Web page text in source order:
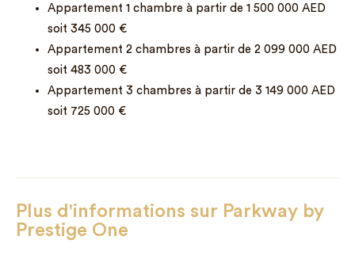
Appartement 1 chambre à partir de 1 500 000 AED
soit 345 000 €
Appartement 2 chambres à partir de 2 099 000 AED
soit 483 000 €
Appartement 3 chambres à partir de 3 149 000 AED
soit 725 000 €
Plus d'informations sur Parkway by
Prestige One